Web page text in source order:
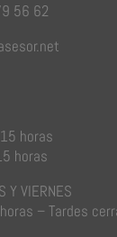
56 62
horas
horas
Y VIERNES
– Tardes